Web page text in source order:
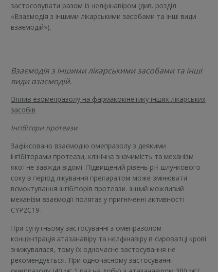
застосовувати разом із нелфінавіром (див. розділ
«Взаємодія з іншими лікарськими засобами та інші види
взаємодій»).
Взаємодія з іншими лікарськими засобами та інші
види взаємодій.
Вплив езомепразолу на фармакокінетику інших лікарських
засобів
Інгібітори протеази
Зафіксовано взаємодію омепразолу з деякими
інгібіторами протеази, клінічна значимість та механізм
якої не завжди відомі. Підвищений рівень рН шлункового
соку в період лікування препаратом може змінювати
всмоктування інгібіторів протеази. Інший можливий
механізм взаємодії полягає у пригніченні активності
CYP2C19.
При супутньому застосуванні з омепразолом
концентрація атазанавіру та нелфінавіру в сироватці крові
знижувалася, тому їх одночасне застосування не
рекомендується. При одночасному застосуванні